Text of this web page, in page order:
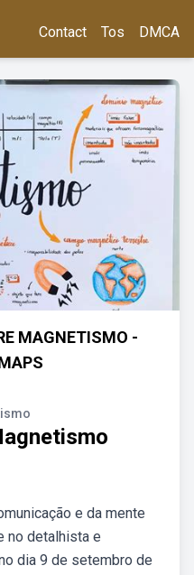
Contact Tos DMCA
MAGNETISMO -
e da mente
no detalhista e
dia 9 de setembro de